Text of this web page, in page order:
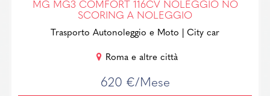
MG MG3 COMFORT 116CV NOLEGGIO NO
SCORING A NOLEGGIO
Trasporto Autonoleggio e Moto | City car
Roma e altre città
620 €/Mese